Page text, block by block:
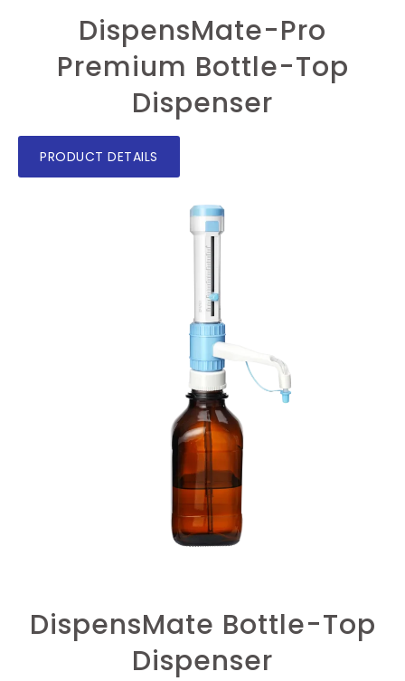
DispensMate-Pro
Premium Bottle-Top
Dispenser
PRODUCT DETAILS
DispensMate Bottle-Top
Dispenser